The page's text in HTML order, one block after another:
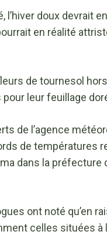
l’hiver doux devrait
en réalité
de tournesol
leur feuillage
de l’agence
de températures
dans la préfecture
ont noté qu’en
celles situées à